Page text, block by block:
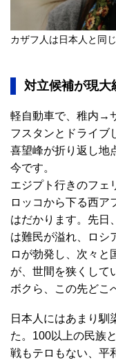
カザフ人は日本人と同
対立候補が現大
軽自動車で、稚内
フスタンとドライブ
喜望峰が折り返し地
今です。
エジプト行きのフェ
ロッコから下る西ア
はだかります。先日
は難民が溢れ、ロシ
ロが勃発し、次々と
が、世間を狭くして
ボクら、この先どこ
日本人にはあまり馴
た。100以上の民族
戦もテロもない、平